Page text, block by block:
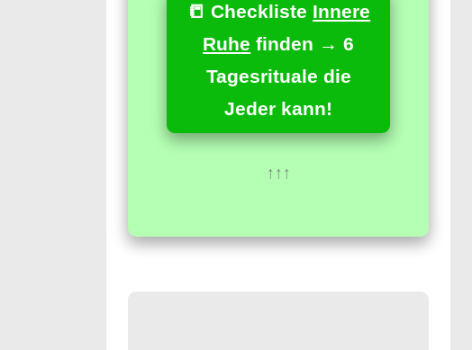
📒 Checkliste Innere
Ruhe finden → 6
Tagesrituale die
Jeder kann!
↑↑↑